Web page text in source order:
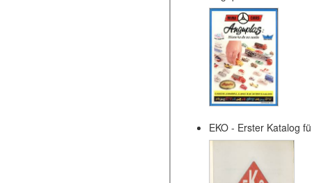
EKO - Erster Katalog